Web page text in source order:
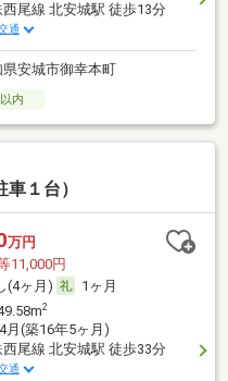
尾線 北安城駅 徒歩13分
通
県安城市御幸本町
内
１台）
万円
11,000円
(4ヶ月)
1ヶ月
2
月(築16年5ヶ月)
尾線 北安城駅 徒歩33分
通